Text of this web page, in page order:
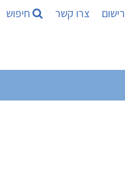
רישום צרו קשר חיפוש